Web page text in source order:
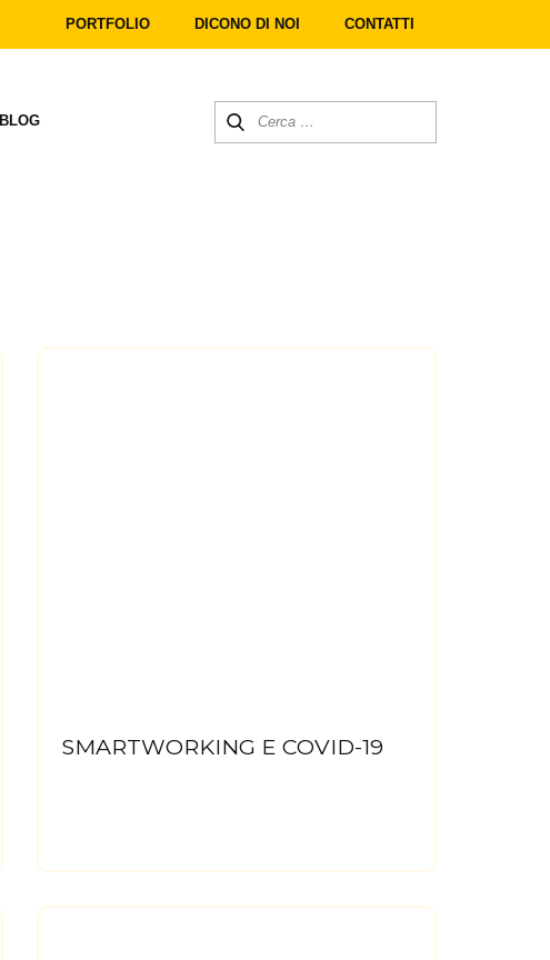
PORTFOLIO DICONO DI NOI CONTATTI
BLOG
SMARTWORKING E COVID-19